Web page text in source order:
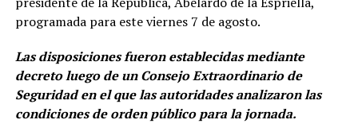
programada para este viernes 7 de agosto.
Las disposiciones fueron establecidas mediante
decreto luego de un Consejo Extraordinario de
Seguridad en el que las autoridades analizaron las
condiciones de orden público para la jornada.